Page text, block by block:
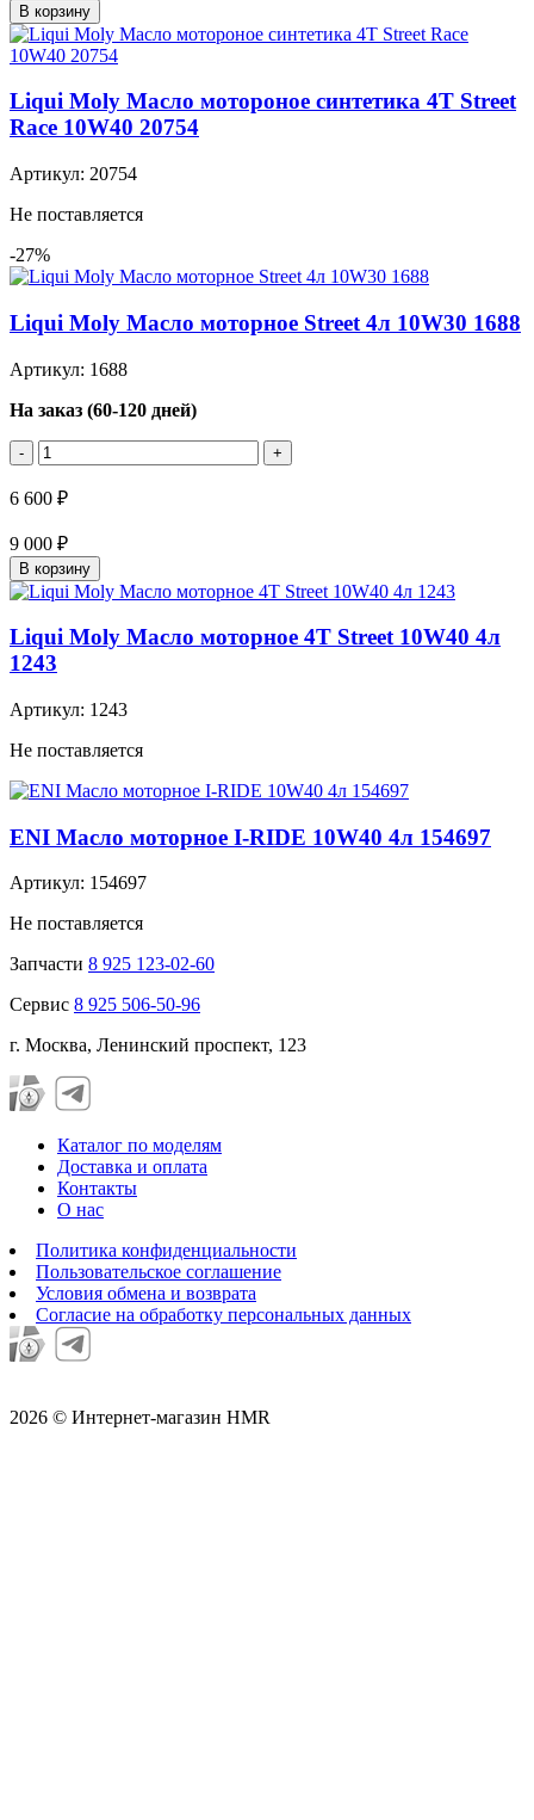
В корзину
Liqui Moly Масло мотороное синтетика 4T Street
Race 10W40 20754
Артикул: 20754
Не поставляется
-27%
Liqui Moly Масло моторное Street 4л 10W30 1688
Артикул: 1688
На заказ (60-120 дней)
- +
6 600 ₽
9 000 ₽
В корзину
Liqui Moly Масло моторное 4T Street 10W40 4л
1243
Артикул: 1243
Не поставляется
ENI Масло моторное I-RIDE 10W40 4л 154697
Артикул: 154697
Не поставляется
Запчасти 8 925 123-02-60
Сервис 8 925 506-50-96
г. Москва, Ленинский проспект, 123
Каталог по моделям
Доставка и оплата
Контакты
О нас
Политика конфиденциальности
Пользовательское соглашение
Условия обмена и возврата
Согласие на обработку персональных данных
2026 © Интернет-магазин HMR